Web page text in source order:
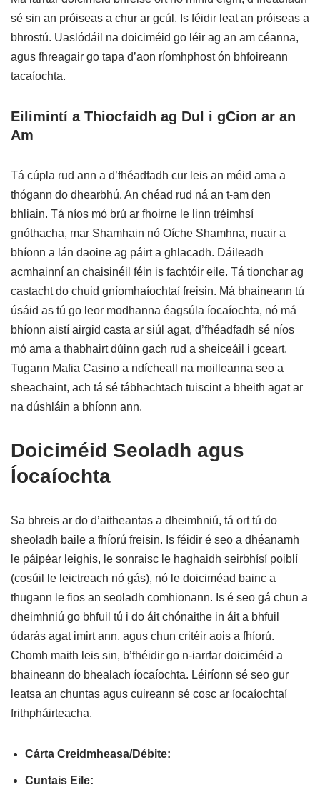
sé sin an próiseas a chur ar gcúl. Is féidir leat an próiseas a
bhrostú. Uaslódáil na doiciméid go léir ag an am céanna,
agus fhreagair go tapa d’aon ríomhphost ón bhfoireann
tacaíochta.
Eilimintí a Thiocfaidh ag Dul i gCion ar an
Am
Tá cúpla rud ann a d’fhéadfadh cur leis an méid ama a
thógann do dhearbhú. An chéad rud ná an t-am den
bhliain. Tá níos mó brú ar fhoirne le linn tréimhsí
gnóthacha, mar Shamhain nó Oíche Shamhna, nuair a
bhíonn a lán daoine ag páirt a ghlacadh. Dáileadh
acmhainní an chaisinéil féin is fachtóir eile. Tá tionchar ag
castacht do chuid gníomhaíochtaí freisin. Má bhaineann tú
úsáid as tú go leor modhanna éagsúla íocaíochta, nó má
bhíonn aistí airgid casta ar siúl agat, d’fhéadfadh sé níos
mó ama a thabhairt dúinn gach rud a sheiceáil i gceart.
Tugann Mafia Casino a ndícheall na moilleanna seo a
sheachaint, ach tá sé tábhachtach tuiscint a bheith agat ar
na dúshláin a bhíonn ann.
Doiciméid Seoladh agus
Íocaíochta
Sa bhreis ar do d’aitheantas a dheimhniú, tá ort tú do
sheoladh baile a fhíorú freisin. Is féidir é seo a dhéanamh
le páipéar leighis, le sonraisc le haghaidh seirbhísí poiblí
(cosúil le leictreach nó gás), nó le doiciméad bainc a
thugann le fios an seoladh comhionann. Is é seo gá chun a
dheimhniú go bhfuil tú i do áit chónaithe in áit a bhfuil
údarás agat imirt ann, agus chun critéir aois a fhíorú.
Chomh maith leis sin, b’fhéidir go n-iarrfar doiciméid a
bhaineann do bhealach íocaíochta. Léiríonn sé seo gur
leatsa an chuntas agus cuireann sé cosc ar íocaíochtaí
frithpháirteacha.
Cárta Creidmheasa/Débite:
Cuntais Eile: